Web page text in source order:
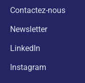
Contactez-nous
Newsletter
LinkedIn
Instagram